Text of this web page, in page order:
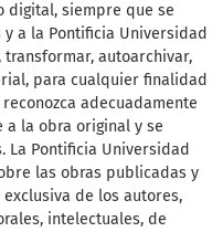
digital, siempre que se
a la Pontificia Universidad
transformar, autoarchivar,
para cualquier finalidad
adecuadamente
a la obra original y se
La Pontificia Universidad
las obras publicadas y
de los autores,
intelectuales, de